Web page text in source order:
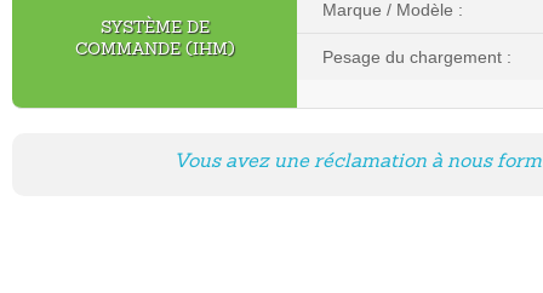
SYSTÈME DE
COMMANDE (IHM)
Marque / Modèle :
Pesage du chargement :
Vous avez une réclamation à nous